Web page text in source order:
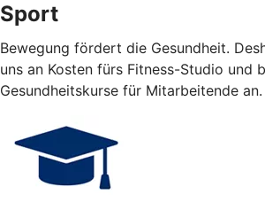
Sport
Bewegung fördert die Gesundheit.
uns an Kosten fürs Fitness-Studio und
Gesundheitskurse für Mitarbeitende an.